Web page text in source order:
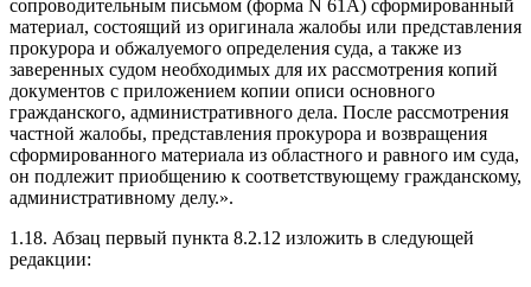
сопроводительным письмом (форма N 61А) сформированный
материал, состоящий из оригинала жалобы или представления
прокурора и обжалуемого определения суда, а также из
заверенных судом необходимых для их рассмотрения копий
документов с приложением копии описи основного
гражданского, административного дела. После рассмотрения
частной жалобы, представления прокурора и возвращения
сформированного материала из областного и равного им суда,
он подлежит приобщению к соответствующему гражданскому,
административному делу.».
1.18. Абзац первый пункта 8.2.12 изложить в следующей
редакции: